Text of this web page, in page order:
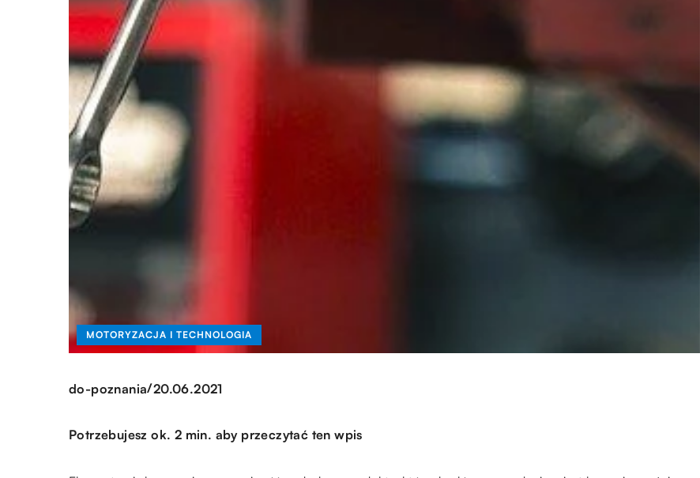
MOTORYZACJA I TECHNOLOGIA
do-poznania/20.06.2021
Potrzebujesz ok. 2 min. aby przeczytać ten wpis